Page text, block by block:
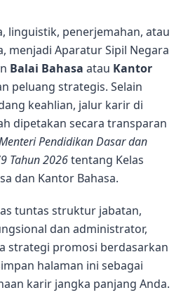
linguistik, penerjemahan, atau
menjadi Aparatur Sipil Negara
Balai Bahasa atau Kantor
peluang strategis. Selain
keahlian, jalur karir di
dipetakan secara transparan
Pendidikan Dasar dan
Tahun 2026tentang Kelas
dan Kantor Bahasa.
tuntas struktur jabatan,
dan administrator,
strategi promosi berdasarkan
halaman ini sebagai
karir jangka panjang Anda.